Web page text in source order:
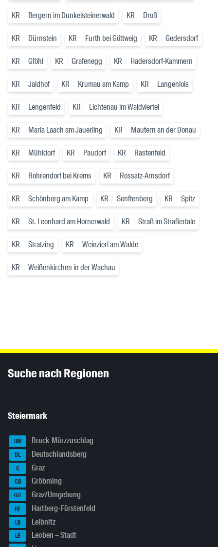
KR Bergern im Dunkelsteinerwald KR Droß
KR Dürnstein KR Furth bei Göttweig KR Gedersdorf
KR Gföhl KR Grafenegg KR Hadersdorf-Kammern
KR Jaidhof KR Krumau am Kamp KR Langenlois
KR Lengenfeld KR Lichtenau im Waldviertel
KR Maria Laach am Jauerling KR Mautern an der Donau
KR Mühldorf KR Paudorf KR Rastenfeld
KR Rohrendorf bei Krems KR Rossatz-Arnsdorf
KR Schönberg am Kamp KR Senftenberg KR Spitz
KR St. Leonhard am Hornerwald KR Straß im Straßertale
KR Stratzing KR Weinzierl am Walde
KR Weißenkirchen in der Wachau
Suche nach Regionen
Steiermark
BM Bruck-Mürzzuschlag
DL Deutschlandsberg
G Graz
GB Gröbming
GU Graz/Umgebung
HF Hartberg-Fürstenfeld
LB Leibnitz
LE Leoben – Stadt